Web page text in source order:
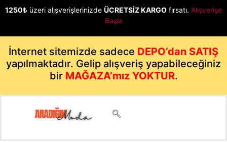
1250₺ üzeri alışverişlerinizde ÜCRETSİZ KARGO fırsatı. Alışverişe
Başla
İnternet sitemizde sadece DEPO’dan SATIŞ
yapılmaktadır. Gelip alışveriş yapabileceğiniz
bir MAĞAZA’mız YOKTUR.